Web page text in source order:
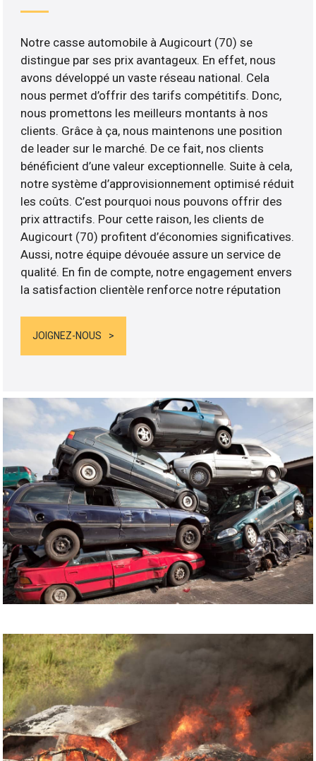
Notre casse automobile à Augicourt (70) se
distingue par ses prix avantageux. En effet, nous
avons développé un vaste réseau national. Cela
nous permet d’offrir des tarifs compétitifs. Donc,
nous promettons les meilleurs montants à nos
clients. Grâce à ça, nous maintenons une position
de leader sur le marché. De ce fait, nos clients
bénéficient d’une valeur exceptionnelle. Suite à cela,
notre système d’approvisionnement optimisé réduit
les coûts. C’est pourquoi nous pouvons offrir des
prix attractifs. Pour cette raison, les clients de
Augicourt (70) profitent d’économies significatives.
Aussi, notre équipe dévouée assure un service de
qualité. En fin de compte, notre engagement envers
la satisfaction clientèle renforce notre réputation
JOIGNEZ-NOUS